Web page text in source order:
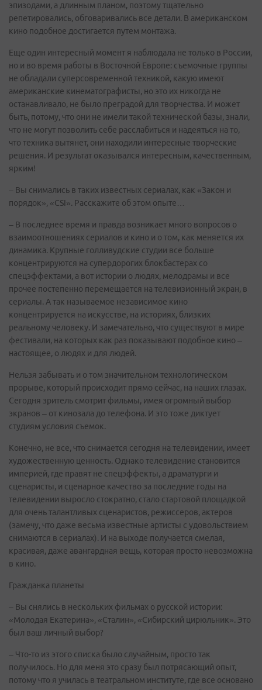
эпизодами, а длинным планом, поэтому тщательно
репетировались, обговаривались все детали. В американском
кино подобное достигается путем монтажа.
Еще один интересный момент я наблюдала не только в России,
но и во время работы в Восточной Европе: съемочные группы
не обладали суперсовременной техникой, какую имеют
американские кинематографисты, но это их никогда не
останавливало, не было преградой для творчества. И может
быть, потому, что они не имели такой технической базы, знали,
что не могут позволить себе расслабиться и надеяться на то,
что техника вытянет, они находили интересные творческие
решения. И результат оказывался интересным, качественным,
ярким!
– Вы снимались в таких известных сериалах, как «Закон и
порядок», «CSI». Расскажите об этом опыте…
– В последнее время и правда возникает много вопросов о
взаимоотношениях сериалов и кино и о том, как меняется их
динамика. Крупные голливудские студии все больше
концентрируются на супердорогих блокбастерах со
спецэффектами, а вот истории о людях, мелодрамы и все
прочее постепенно перемещается на телевизионный экран, в
сериалы. А так называемое независимое кино
концентрируется на искусстве, на историях, близких
реальному человеку. И замечательно, что существуют в мире
фестивали, на которых как раз показывают подобное кино –
настоящее, о людях и для людей.
Нельзя забывать и о том значительном технологическом
прорыве, который происходит прямо сейчас, на наших глазах.
Сегодня зритель смотрит фильмы, имея огромный выбор
экранов – от кинозала до телефона. И это тоже диктует
студиям условия съемок.
Конечно, не все, что снимается сегодня на телевидении, имеет
художественную ценность. Однако телевидение становится
империей, где правят не спецэффекты, а драматурги и
сценаристы, и сценарное качество за последние годы на
телевидении выросло стократно, стало стартовой площадкой
для очень талантливых сценаристов, режиссеров, актеров
(замечу, что даже весьма известные артисты с удовольствием
снимаются в сериалах). И на выходе получается смелая,
красивая, даже авангардная вещь, которая просто невозможна
в кино.
Гражданка планеты
– Вы снялись в нескольких фильмах о русской истории:
«Молодая Екатерина», «Сталин», «Сибирский цирюльник». Это
был ваш личный выбор?
– Что-то из этого списка было случайным, просто так
получилось. Но для меня это сразу был потрясающий опыт,
потому что я училась в театральном институте, где все основано